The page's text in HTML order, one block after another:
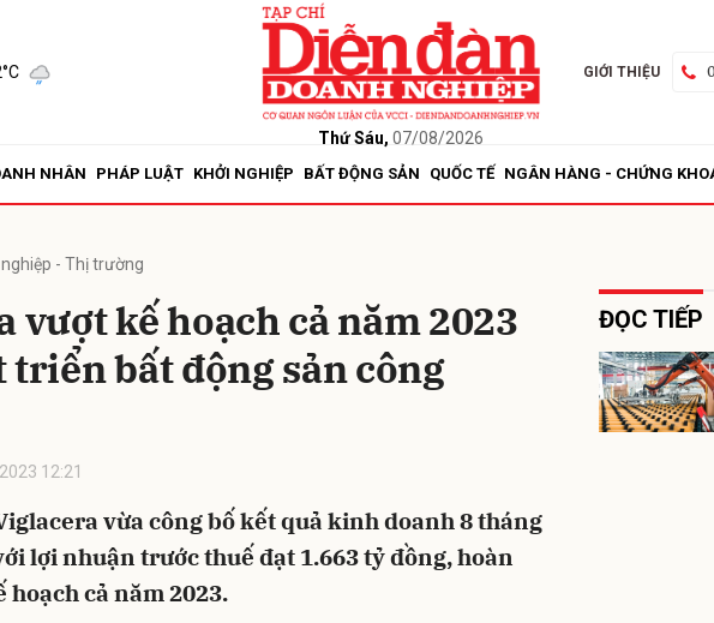
Thứ Sáu, 07/08/2026
GIỚI THIỆU
NHÂN PHÁP LUẬT KHỞI NGHIỆP BẤT ĐỘNG SẢN QUỐC TẾ NGÂN HÀNG - CHỨNG
nghiệp - Thị trường
vượt kế hoạch cả năm 2023
triển bất động sản công
12:21
vừa công bố kết quả kinh doanh 8 tháng
lợi nhuận trước thuế đạt 1.663 tỷ đồng, hoàn
hoạch cả năm 2023.
ĐỌC TIẾP
Gửi